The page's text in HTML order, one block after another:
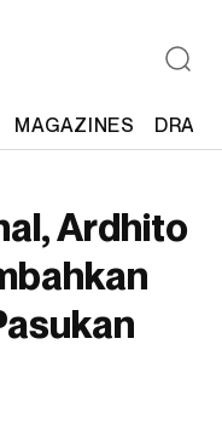
MAGAZINES
Ardhito